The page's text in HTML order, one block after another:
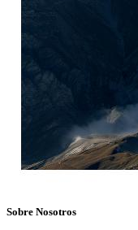
Sobre Nosotros